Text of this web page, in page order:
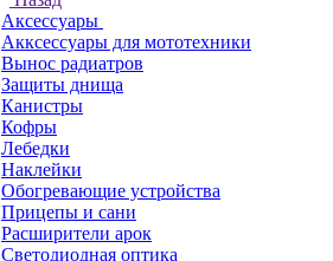
Аксессуары
Акксессуары для мототехники
Вынос радиатров
Защиты днища
Канистры
Кофры
Лебедки
Наклейки
Обогревающие устройства
Прицепы и сани
Расширители арок
Светодиодная оптика